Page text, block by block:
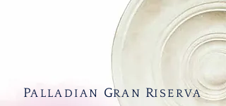
PALLADIAN GRAN RISERVA